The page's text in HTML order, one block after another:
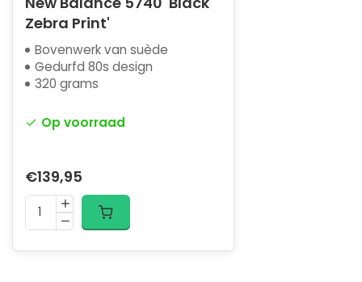
Zebra Print'
Bovenwerk van suède
Gedurfd 80s design
320 grams
Op voorraad
€139,95